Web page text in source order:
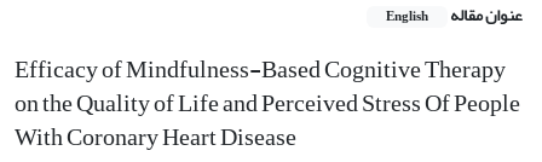
عنوان مقاله English
Efficacy of Mindfulness-Based Cognitive Therapy
on the Quality of Life and Perceived Stress Of People
With Coronary Heart Disease